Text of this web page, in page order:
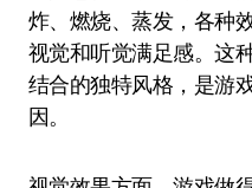
炸、燃烧、蒸发，各种
视觉和听觉满足感。这
结合的独特风格，是游
因。